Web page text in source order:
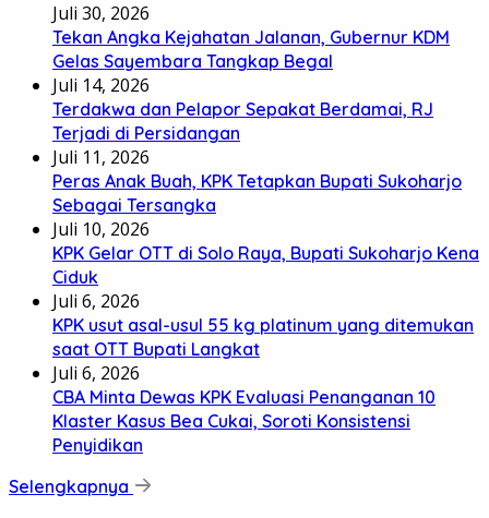
Juli 30, 2026
Tekan Angka Kejahatan Jalanan, Gubernur KDM
Gelas Sayembara Tangkap Begal
Juli 14, 2026
Terdakwa dan Pelapor Sepakat Berdamai, RJ
Terjadi di Persidangan
Juli 11, 2026
Peras Anak Buah, KPK Tetapkan Bupati Sukoharjo
Sebagai Tersangka
Juli 10, 2026
KPK Gelar OTT di Solo Raya, Bupati Sukoharjo Kena
Ciduk
Juli 6, 2026
KPK usut asal-usul 55 kg platinum yang ditemukan
saat OTT Bupati Langkat
Juli 6, 2026
CBA Minta Dewas KPK Evaluasi Penanganan 10
Klaster Kasus Bea Cukai, Soroti Konsistensi
Penyidikan
Selengkapnya